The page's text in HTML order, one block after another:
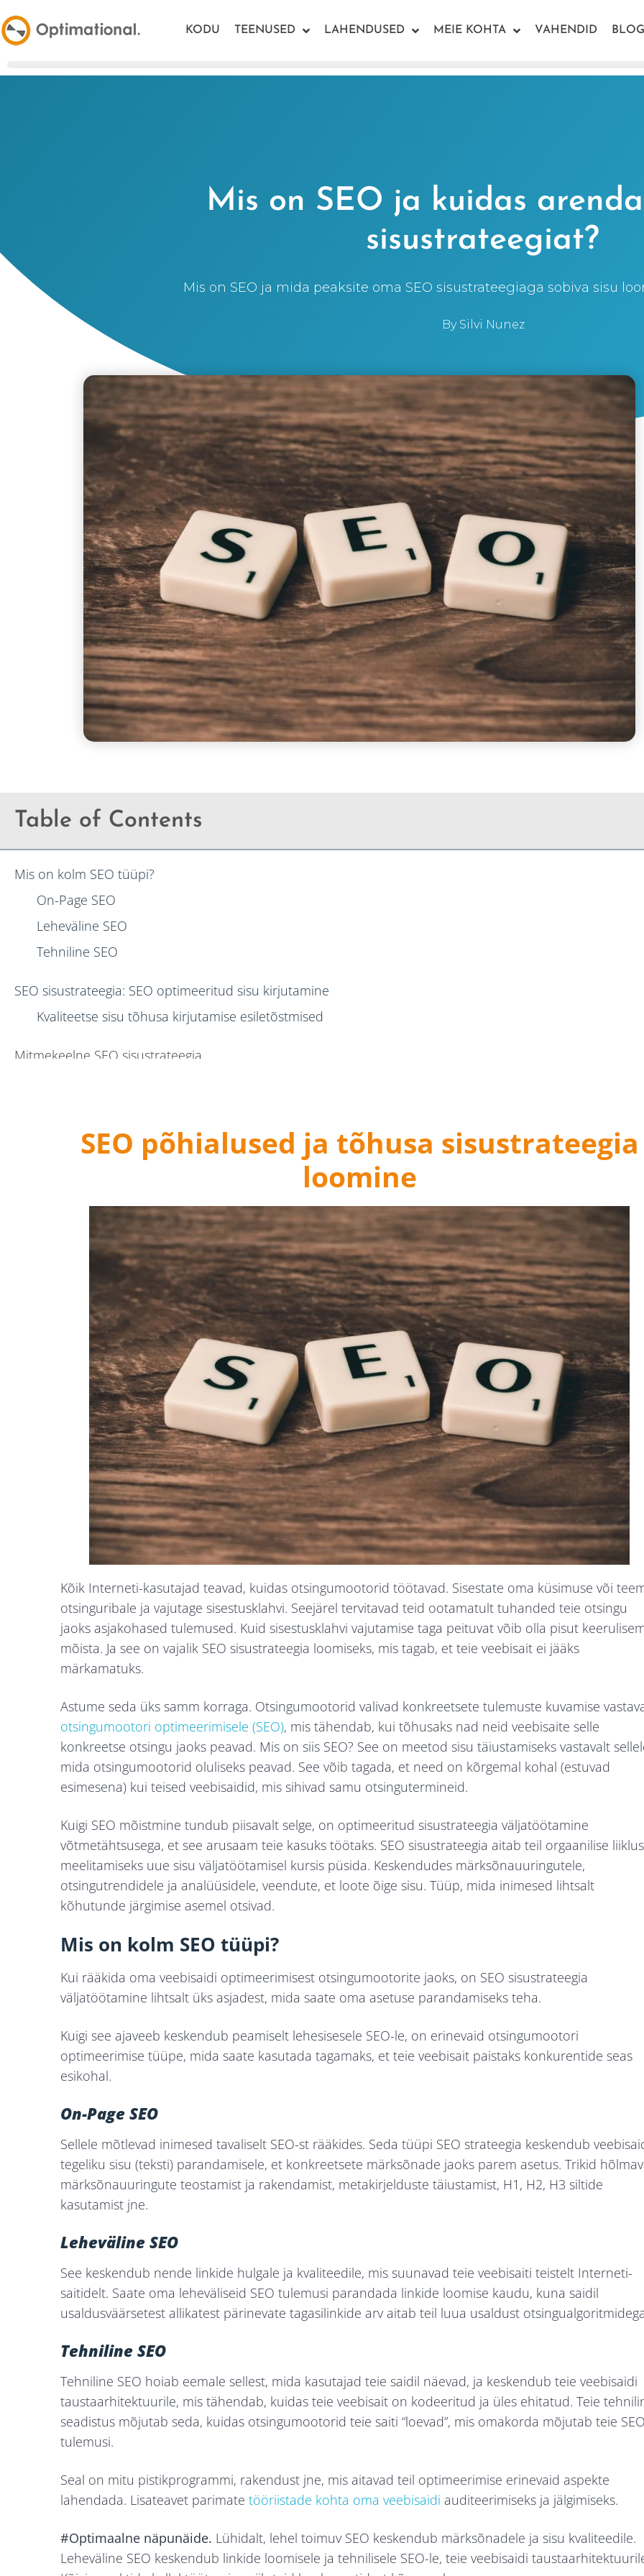
KODU TEENUSED LAHENDUSED MEIE KOHTA VAHENDID
Mis on SEO ja kuidas
sisustrateegiat?
Mis on SEO ja mida peaksite oma SEO sisustrateegiaga sobiva sisu
BySilvi Nunez
Table of Contents
Mis on kolm SEO tüüpi?
On-Page SEO
Leheväline SEO
Tehniline SEO
SEO sisustrateegia: SEO optimeeritud sisu kirjutamine
Kvaliteetse sisu tõhusa kirjutamise esiletõstmised
Mitmekeelne SEO sisustrateegia
SEO põhialused ja tõhusa sisustrateegia
loomine
Kõik Interneti-kasutajad teavad, kuidas otsingumootorid töötavad. Sisestate oma küsimuse või
otsinguribale ja vajutage sisestusklahvi. Seejärel tervitavad teid ootamatult tuhanded teie otsingu
jaoks asjakohased tulemused. Kuid sisestusklahvi vajutamise taga peituvat võib olla pisut
mõista. Ja see on vajalik SEO sisustrateegia loomiseks, mis tagab, et teie veebisait ei jääks
märkamatuks.
Astume seda üks samm korraga. Otsingumootorid valivad konkreetsete tulemuste kuvamise
otsingumootori optimeerimisele (SEO), mis tähendab, kui tõhusaks nad neid veebisaite selle
konkreetse otsingu jaoks peavad. Mis on siis SEO? See on meetod sisu täiustamiseks vastavalt
mida otsingumootorid oluliseks peavad. See võib tagada, et need on kõrgemal kohal (estuvad
esimesena) kui teised veebisaidid, mis sihivad samu otsingutermineid.
Kuigi SEO mõistmine tundub piisavalt selge, on optimeeritud sisustrateegia väljatöötamine
võtmetähtsusega, et see arusaam teie kasuks töötaks. SEO sisustrateegia aitab teil orgaanilise
meelitamiseks uue sisu väljatöötamisel kursis püsida. Keskendudes märksõnauuringutele,
otsingutrendidele ja analüüsidele, veendute, et loote õige sisu. Tüüp, mida inimesed lihtsalt
kõhutunde järgimise asemel otsivad.
Mis on kolm SEO tüüpi?
Kui rääkida oma veebisaidi optimeerimisest otsingumootorite jaoks, on SEO sisustrateegia
väljatöötamine lihtsalt üks asjadest, mida saate oma asetuse parandamiseks teha.
Kuigi see ajaveeb keskendub peamiselt lehesisesele SEO-le, on erinevaid otsingumootori
optimeerimise tüüpe, mida saate kasutada tagamaks, et teie veebisait paistaks konkurentide seas
esikohal.
On-Page SEO
Sellele mõtlevad inimesed tavaliselt SEO-st rääkides. Seda tüüpi SEO strateegia keskendub
tegeliku sisu (teksti) parandamisele, et konkreetsete märksõnade jaoks parem asetus. Trikid
märksõnauuringute teostamist ja rakendamist, metakirjelduste täiustamist, H1, H2, H3 siltide
kasutamist jne.
Leheväline SEO
See keskendub nende linkide hulgale ja kvaliteedile, mis suunavad teie veebisaiti teistelt Interneti-
saitidelt. Saate oma leheväliseid SEO tulemusi parandada linkide loomise kaudu, kuna saidil
usaldusväärsetest allikatest pärinevate tagasilinkide arv aitab teil luua usaldust
Tehniline SEO
Tehniline SEO hoiab eemale sellest, mida kasutajad teie saidil näevad, ja keskendub teie veebisaidi
taustaarhitektuurile, mis tähendab, kuidas teie veebisait on kodeeritud ja üles ehitatud. Teie
seadistus mõjutab seda, kuidas otsingumootorid teie saiti “loevad”, mis omakorda mõjutab teie
tulemusi.
Seal on mitu pistikprogrammi, rakendust jne, mis aitavad teil optimeerimise erinevaid aspekte
lahendada. Lisateavet parimate tööriistade kohta oma veebisaidi auditeerimiseks ja jälgimiseks.
#Optimaalne näpunäide. Lühidalt, lehel toimuv SEO keskendub märksõnadele ja sisu kvaliteedile.
Leheväline SEO keskendub linkide loomisele ja tehnilisele SEO-le, teie veebisaidi